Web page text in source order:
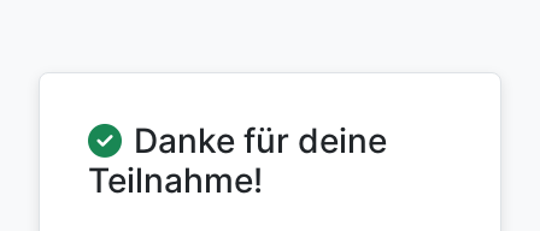
Danke für deine
Teilnahme!